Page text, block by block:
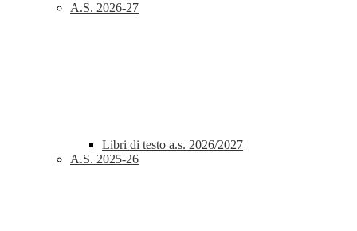
A.S. 2026-27
Libri di testo a.s. 2026/2027
A.S. 2025-26